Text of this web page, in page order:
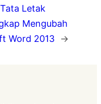
Letak
Mengubah
Word 2013
→